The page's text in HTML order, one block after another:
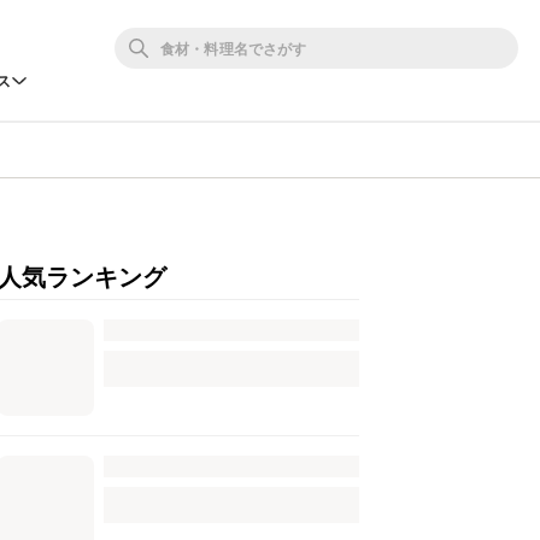
人気ランキング